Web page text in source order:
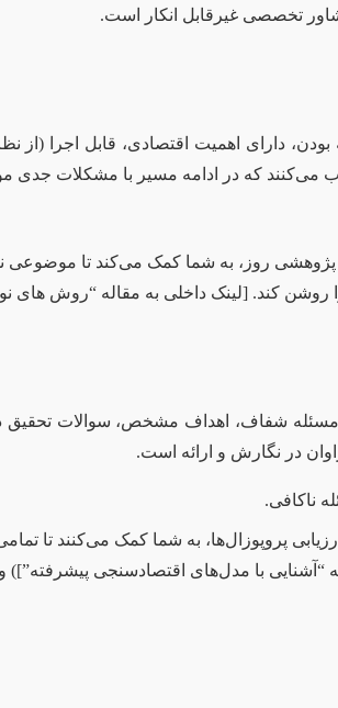
تخصصی غیرقابل انکار است.
دارای اهمیت اقتصادی، قابل اجرا
می‌کنند که در ادامه مسیر با مشکلات جدی
روز، به شما کمک می‌کند تا موضوعی
کند. [لینک داخلی به مقاله “روش های
مسئله شفاف، اهداف مشخص، سوالات
در نگارش و ارائه است.
ناکافی.
پروپوزال‌ها، به شما کمک می‌کنند تا
“آشنایی با مدل‌های اقتصادسنجی